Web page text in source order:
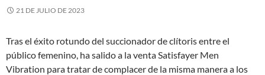
21 DE JULIO DE 2023
Tras el éxito rotundo del succionador de clítoris entre el
público femenino, ha salido a la venta Satisfayer Men
Vibration para tratar de complacer de la misma manera a los